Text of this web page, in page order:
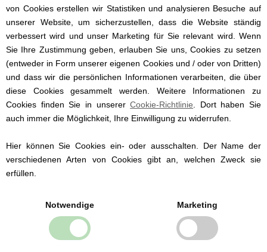
von Cookies erstellen wir Statistiken und analysieren Besuche auf
unserer Website, um sicherzustellen, dass die Website ständig
verbessert wird und unser Marketing für Sie relevant wird. Wenn
Sie Ihre Zustimmung geben, erlauben Sie uns, Cookies zu setzen
(entweder in Form unserer eigenen Cookies und / oder von Dritten)
und dass wir die persönlichen Informationen verarbeiten, die über
diese Cookies gesammelt werden. Weitere Informationen zu
Cookies finden Sie in unsererCookie-Richtlinie . Dort haben Sie
auch immer die Möglichkeit, Ihre Einwilligung zu widerrufen.
Hier können Sie Cookies ein- oder ausschalten. Der Name der
verschiedenen Arten von Cookies gibt an, welchen Zweck sie
erfüllen.
Notwendige Marketing
Diese Babyhose ist der ideale Beitrag zur
Erstlingsausstattung oder ein gern
gesehenes Geschenk zur Geburt oder
Taufe.
Die Hose hat die Größe:
56 (1-2 Monate)
62 (3 Monate)
74 (9 Monate)
86 (18 Monate)
Babybekleidung von
bekannten Marken